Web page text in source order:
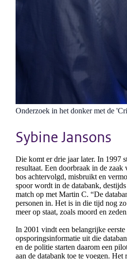
Onderzoek in het donker met de
Sybine Jansons
Die komt er drie jaar later. In 1997
resultaat. Een doorbraak in de
bos achtervolgd, misbruikt en
spoor wordt in de databank,
match op met Martin C. “De
personen in. Het is in die tijd nog
meer op staat, zoals moord en
In 2001 vindt een belangrijke
opsporingsinformatie uit die
en de politie starten daarom een
aan de databank toe te voegen.